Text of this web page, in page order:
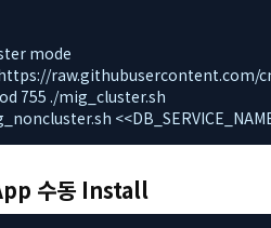
mode
raw.githubusercontent.com/
755 ./mig_cluster.sh
수동 Install